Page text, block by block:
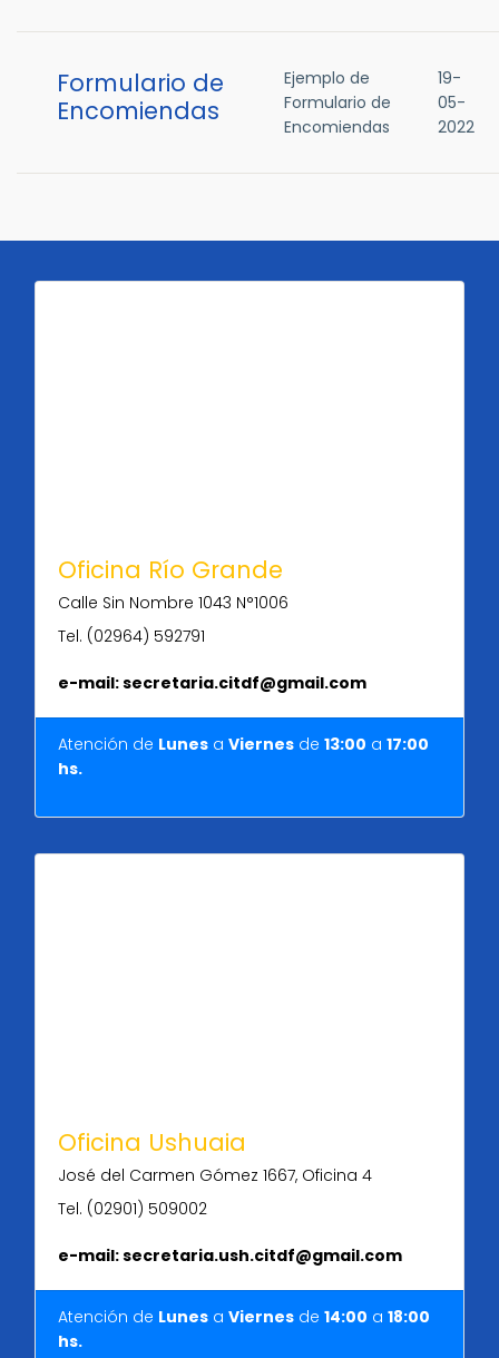
Formulario de
Encomiendas
Ejemplo de
Formulario de
Encomiendas
19-
05-
2022
Oficina Río Grande
Calle Sin Nombre 1043 N°1006
Tel. (02964) 592791
e-mail: secretaria.citdf@gmail.com
Atención de Lunes a Viernes de 13:00 a 17:00
hs.
Oficina Ushuaia
José del Carmen Gómez 1667, Oficina 4
Tel. (02901) 509002
e-mail: secretaria.ush.citdf@gmail.com
Atención de Lunes a Viernes de 14:00 a 18:00
hs.